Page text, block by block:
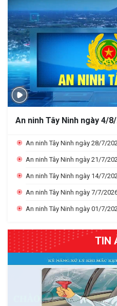
Công an tỉnh Tây Ninh triển
cách hành chính năm 2026
An ninh Tây Ninh ngày 4/
An ninh Tây Ninh ngày 28/7/
An ninh Tây Ninh ngày 21/7/
An ninh Tây Ninh ngày 14/7/
An ninh Tây Ninh ngày 7/7/
An ninh Tây Ninh ngày 01/7/
TIN